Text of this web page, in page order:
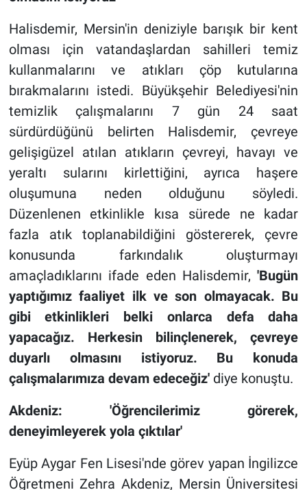
Halisdemir, Mersin'in deniziyle barışık bir kent
olması için vatandaşlardan sahilleri temiz
kullanmalarını ve atıkları çöp kutularına
bırakmalarını istedi. Büyükşehir Belediyesi'nin
temizlik çalışmalarını 7 gün 24 saat
sürdürdüğünü belirten Halisdemir, çevreye
gelişigüzel atılan atıkların çevreyi, havayı ve
yeraltı sularını kirlettiğini, ayrıca haşere
oluşumuna neden olduğunu söyledi.
Düzenlenen etkinlikle kısa sürede ne kadar
fazla atık toplanabildiğini göstererek, çevre
konusunda farkındalık oluşturmayı
amaçladıklarını ifade eden Halisdemir,'Bugün
yaptığımız faaliyet ilk ve son olmayacak. Bu
gibi etkinlikleri belki onlarca defa daha
yapacağız. Herkesin bilinçlenerek,çevreye
duyarlı olmasını istiyoruz. Bu konuda
çalışmalarımıza devam edeceğiz'diye konuştu.
Akdeniz: 'Öğrencilerimiz görerek,
deneyimleyerek yola çıktılar'
Eyüp Aygar Fen Lisesi'nde görev yapan İngilizce
Öğretmeni Zehra Akdeniz, Mersin Üniversitesi